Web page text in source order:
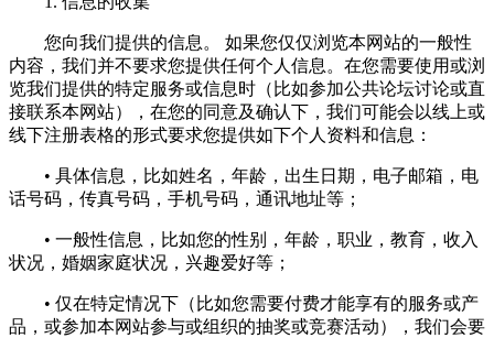
您向我们提供的信息。 如果您仅仅浏览本网站的一般性
内容，我们并不要求您提供任何个人信息。在您需要使用或浏
览我们提供的特定服务或信息时（比如参加公共论坛讨论或直
接联系本网站），在您的同意及确认下，我们可能会以线上或
线下注册表格的形式要求您提供如下个人资料和信息：
• 具体信息，比如姓名，年龄，出生日期，电子邮箱，电
话号码，传真号码，手机号码，通讯地址等；
• 一般性信息，比如您的性别，年龄，职业，教育，收入
状况，婚姻家庭状况，兴趣爱好等；
• 仅在特定情况下（比如您需要付费才能享有的服务或产
品，或参加本网站参与或组织的抽奖或竞赛活动），我们会要